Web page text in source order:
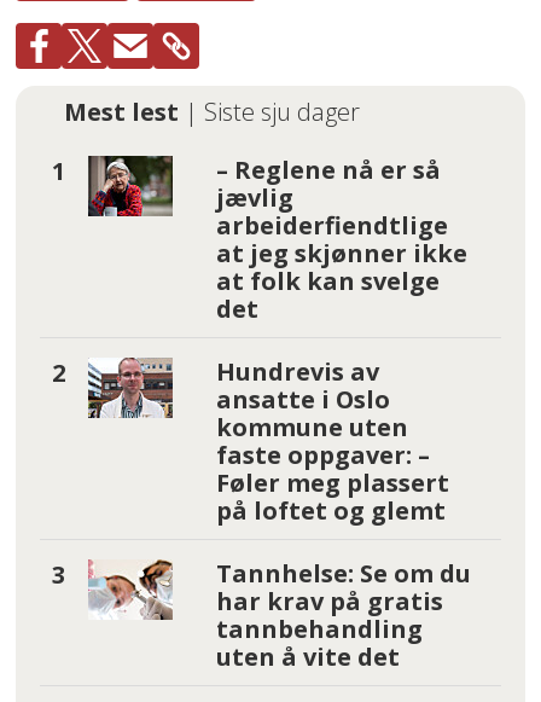
Mest lest | Siste sju dager
– Reglene nå er så
jævlig
arbeiderfiendtlige
at jeg skjønner ikke
at folk kan svelge
det
Hundrevis av
ansatte i Oslo
kommune uten
faste oppgaver: –
Føler meg plassert
på loftet og glemt
Tannhelse: Se om du
har krav på gratis
tannbehandling
uten å vite det